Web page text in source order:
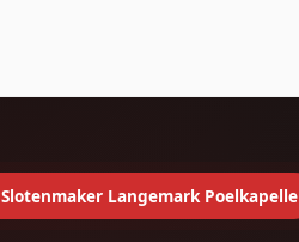
Slotenmaker Langemark Poelkapelle